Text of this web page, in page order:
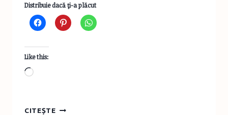
Distribuie dacă ţi-a plăcut
Like this:
Loading…
CITEȘTETURIST